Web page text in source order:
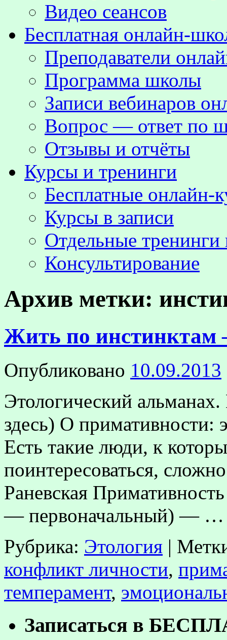
Видео сеансов
Бесплатная онлайн-
Преподаватели
Программа школы
Записи вебинаров
Вопрос — ответ по
Отзывы и отчёты
Курсы и тренинги
Бесплатные онлайн-
Курсы в записи
Отдельные тренинги
Консультирование
Архив метки:
Жить по инстинктам
Опубликовано 10.09.2013
Этологический
здесь) О примативности:
Есть такие люди, к
поинтересоваться,
Раневская
— первоначальный) —
Рубрика: Этология |
конфликт личности,
темперамент,
Записаться в